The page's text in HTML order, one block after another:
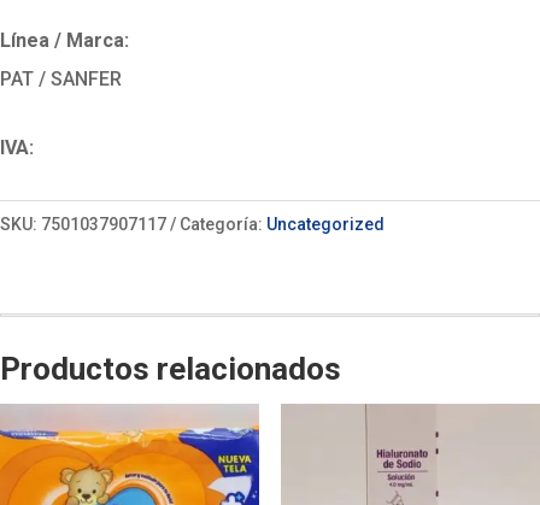
Línea / Marca:
PAT / SANFER
IVA:
SKU: 7501037907117 Categoría: Uncategorized
Productos relacionados